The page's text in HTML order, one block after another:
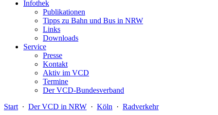
Infothek
Publikationen
Tipps zu Bahn und Bus in NRW
Links
Downloads
Service
Presse
Kontakt
Aktiv im VCD
Termine
Der VCD-Bundesverband
Start · Der VCD in NRW · Köln · Radverkehr